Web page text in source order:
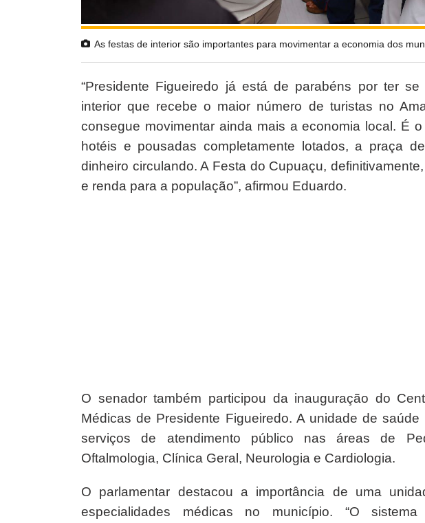
As festas de interior são importantes para movimentar a economia dos
“Presidente Figueiredo já está de parabéns por ter
interior que recebe o maior número de turistas no
consegue movimentar ainda mais a economia local. É
hotéis e pousadas completamente lotados, a praça
dinheiro circulando. A Festa do Cupuaçu,
e renda para a população”, afirmou Eduardo.
O senador também participou da inauguração do
Médicas de Presidente Figueiredo. A unidade de
serviços de atendimento público nas áreas de
Oftalmologia, Clínica Geral, Neurologia e Cardiologia.
O parlamentar destacou a importância de uma
especialidades médicas no município. “O